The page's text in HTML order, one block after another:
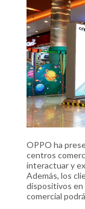
OPPO ha
centros
interactuar y
Además, los
dispositivos
comercial